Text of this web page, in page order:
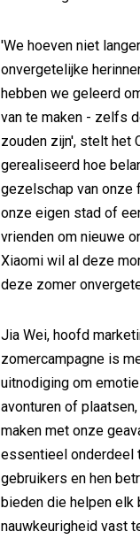
'We hoeven niet
onvergetelijke
hebben we geleerd
van te maken - zelfs
zouden zijn', stelt het
gerealiseerd hoe
gezelschap van onze
onze eigen stad of
vrienden om nieuwe
Xiaomi wil al deze
deze zomer
Jia Wei, hoofd
zomercampagne is
uitnodiging om
avonturen of
maken met onze
essentieel onderdeel
gebruikers en hen
bieden die helpen elk
nauwkeurigheid vast